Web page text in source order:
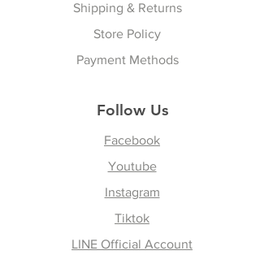
Shipping & Returns
Store Policy
Payment Methods
Follow Us
Facebook
Youtube
Instagram
Tiktok
LINE Official Account